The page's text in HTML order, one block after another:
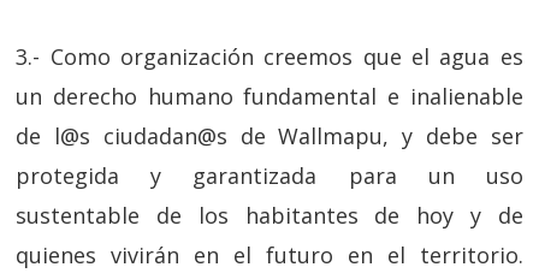
3.- Como organización creemos que el agua es
un derecho humano fundamental e inalienable
de l@s ciudadan@s de Wallmapu, y debe ser
protegida y garantizada para un uso
sustentable de los habitantes de hoy y de
quienes vivirán en el futuro en el territorio.